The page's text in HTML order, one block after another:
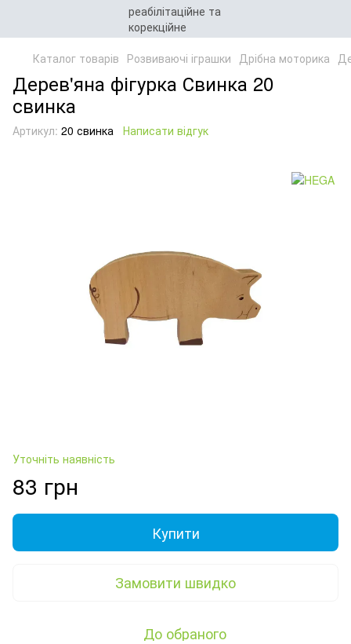
Каталог товарів Розвиваючі іграшки Дрібна моторика
Дерев'яна фігурка Свинка 20
свинка
Артикул: 20 свинка Написати відгук
Уточніть наявність
83 грн
Купити
Замовити швидко
До обраного